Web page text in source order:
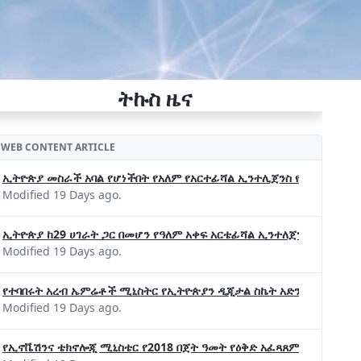
ትኩስ ዜና
WEB CONTENT ARTICLE
ኢትዮጵያ መስራች አባል የሆነችበት የአለም የአርተፊሻል ኢንተሊጀንስ የትብብር
Modified 19 Days ago.
ኢትዮጵያ ከ29 ሀገራት ጋር በመሆን የዓለም አቀፍ አርቴፊሻል ኢንተለጀንስ ትብብር
Modified 19 Days ago.
የተባበሩት አረብ ኤምሬቶች ሚኒስትር የኢትዮጵያን ዲጂታል ስኬት አድንቀዋል
Modified 19 Days ago.
የኢኖቬሽንና ቴክኖሎጂ ሚኒስቴር የ2018 በጀት ዓመት የዕቅድ አፈጻጸምና የቀጣይ